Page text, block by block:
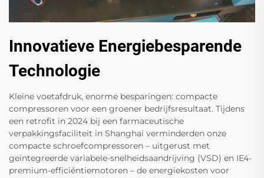
Innovatieve Energiebesparende
Technologie
Kleine voetafdruk, enorme besparingen: compacte
compressoren voor een groener bedrijfsresultaat. Tijdens
een retrofit in 2024 bij een farmaceutische
verpakkingsfaciliteit in Shanghai verminderden onze
compacte schroefcompressoren – uitgerust met
geïntegreerde variabele-snelheidsaandrijving (VSD) en IE4-
premium-efficiëntiemotoren – de energiekosten voor